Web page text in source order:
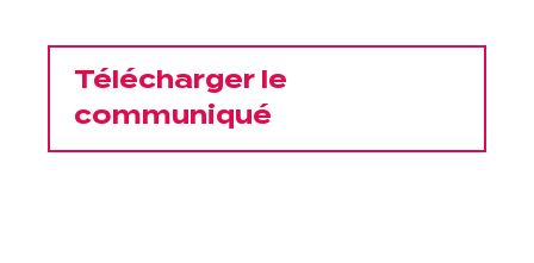
Télécharger le
communiqué